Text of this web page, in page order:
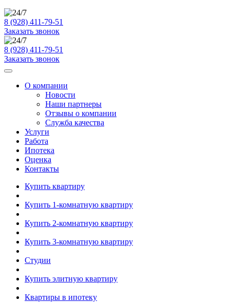
8 (928) 411-79-51
Заказать звонок
8 (928) 411-79-51
Заказать звонок
О компании
Новости
Наши партнеры
Отзывы о компании
Служба качества
Услуги
Работа
Ипотека
Оценка
Контакты
Купить квартиру
Купить 1-комнатную квартиру
Купить 2-комнатную квартиру
Купить 3-комнатную квартиру
Студии
Купить элитную квартиру
Квартиры в ипотеку